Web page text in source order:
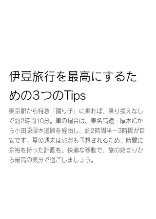
伊豆旅行を最高にするた
めの3つのTips
東京駅から特急「踊り子」に乗れば、乗り換えなし
で約2時間10分。車の場合は、東名高速・厚木ICか
ら小田原厚木道路を経由し、約2時間半〜3時間が目
安です。夏の週末は渋滞も予想されるため、時間に
余裕を持った計画を。快適な移動で、旅の始まりか
ら最高の気分で過ごしましょう。